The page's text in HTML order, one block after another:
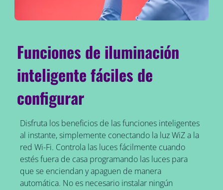
Funciones de iluminación
inteligente fáciles de
configurar
Disfruta los beneficios de las funciones inteligentes
al instante, simplemente conectando la luz WiZ a la
red Wi-Fi. Controla las luces fácilmente cuando
estés fuera de casa programando las luces para
que se enciendan y apaguen de manera
automática. No es necesario instalar ningún